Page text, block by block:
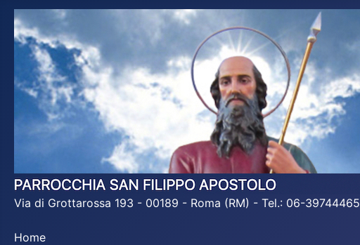
Via di Grottarossa 193 - 00189 - Roma (RM) - Tel.: 06-39744465
Home